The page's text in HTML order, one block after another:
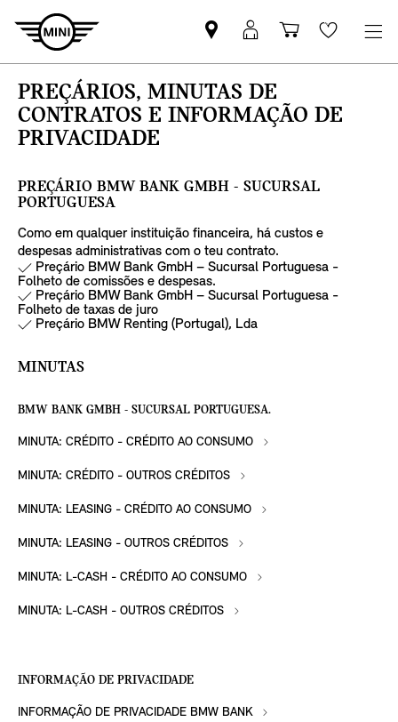
Pesquisar
parceiro
MINI
Iniciar
sessão
MyMini
Carrinho
de
Wishlist
PREÇÁRIOS, MINUTAS DE
CONTRATOS E INFORMAÇÃO DE
PRIVACIDADE
PREÇÁRIO BMW BANK GMBH - SUCURSAL
PORTUGUESA
Como em qualquer instituição financeira, há custos e
despesas administrativas com o teu contrato.
Preçário BMW Bank GmbH – Sucursal Portuguesa -
Folheto de comissões e despesas.
Preçário BMW Bank GmbH – Sucursal Portuguesa -
Folheto de taxas de juro
Preçário BMW Renting (Portugal), Lda
MINUTAS
BMW BANK GMBH - SUCURSAL PORTUGUESA.
MINUTA: CRÉDITO - CRÉDITO AO CONSUMO
MINUTA: CRÉDITO - OUTROS CRÉDITOS
MINUTA: LEASING - CRÉDITO AO CONSUMO
MINUTA: LEASING - OUTROS CRÉDITOS
MINUTA: L-CASH - CRÉDITO AO CONSUMO
MINUTA: L-CASH - OUTROS CRÉDITOS
INFORMAÇÃO DE PRIVACIDADE
INFORMAÇÃO DE PRIVACIDADE BMW BANK